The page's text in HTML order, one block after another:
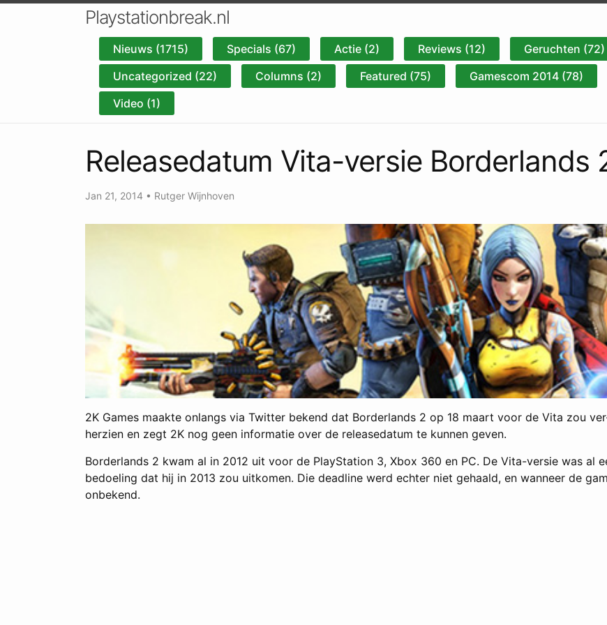
Playstationbreak.nl
Nieuws (1715) Specials (67) Actie (2) Reviews (12) Geruchten (72)
Uncategorized (22)
Columns (2) Featured (75) Gamescom 2014 (78)
Video (1)
Releasedatum Vita-versie Borderlands
Jan 21, 2014 • Rutger Wijnhoven
2K Games maakte onlangs via Twitter bekend dat Borderlands 2 op 18 maart voor de Vita zou
herzien en zegt 2K nog geen informatie over de releasedatum te kunnen geven.
Borderlands 2 kwam al in 2012 uit voor de PlayStation 3, Xbox 360 en PC. De Vita-versie was al
bedoeling dat hij in 2013 zou uitkomen. Die deadline werd echter niet gehaald, en wanneer de
onbekend.